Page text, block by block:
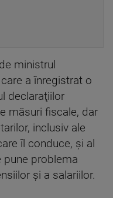
ministrul
a înregistrat o
declaraţiilor
măsuri fiscale, dar
inclusiv ale
îl conduce, şi al
pune problema
şi a salariilor.